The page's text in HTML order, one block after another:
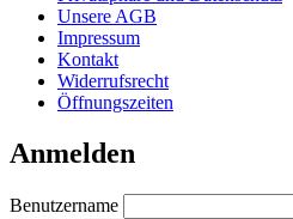
Unsere AGB
Impressum
Kontakt
Widerrufsrecht
Öffnungszeiten
Anmelden
Benutzername